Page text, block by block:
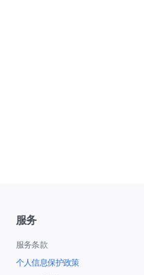
服务
服务条款
个人信息保护政策